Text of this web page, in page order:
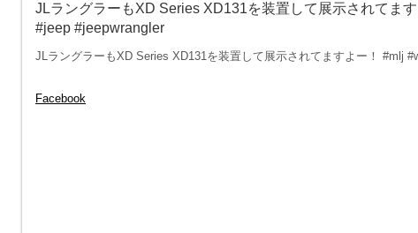
JLラングラーもXD Series XD131を装置して展示されてま
#jeep #jeepwrangler
JLラングラーもXD Series XD131を装置して展示されてますよー！ #mlj
Facebook